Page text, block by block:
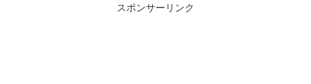
スポンサーリンク